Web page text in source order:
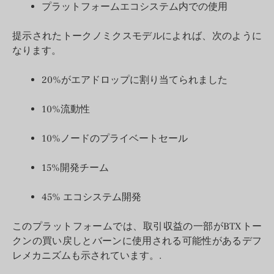
プラットフォームエコシステム内での使用
提示されたトークノミクスモデルによれば、次のように
なります。
20%がエアドロップに割り当てられました
10%流動性
10%ノードのプライベートセール
15%開発チーム
45% エコシステム開発
このプラットフォームでは、取引収益の一部がBTXトー
クンの買い戻しとバーンに使用される可能性があるデフ
レメカニズムも示されています。.